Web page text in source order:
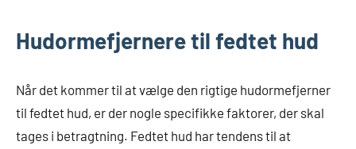
Hudormefjernere til fedtet hud
Når det kommer til at vælge den rigtige hudormefjerner
til fedtet hud, er der nogle specifikke faktorer, der skal
tages i betragtning. Fedtet hud har tendens til at